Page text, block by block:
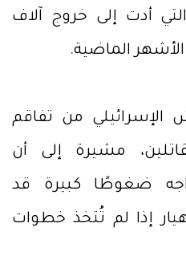
التي أدت إلى خروج آلاف
الماضية.
الإسرائيلي من تفاقم
مشيرة إلى أن
ضغوطًا كبيرة قد
إذا لم تُتخذ خطوات